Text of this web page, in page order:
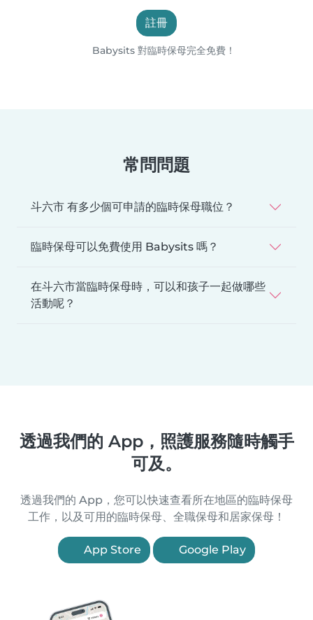
註冊
Babysits 對臨時保母完全免費！
常問問題
斗六市 有多少個可申請的臨時保母職位？
臨時保母可以免費使用 Babysits 嗎？
在斗六市當臨時保母時，可以和孩子一起做哪些
活動呢？
透過我們的 App，照護服務隨時觸手
可及。
透過我們的 App，您可以快速查看所在地區的臨時保母
工作，以及可用的臨時保母、全職保母和居家保母！
App Store Google Play